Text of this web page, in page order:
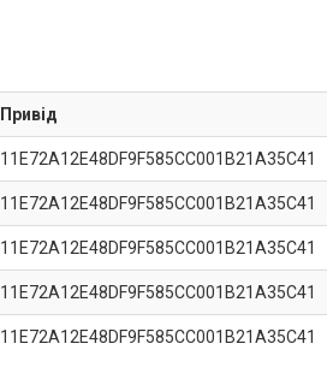
Привід
11E72A12E48DF9F585CC001B21A35C41
11E72A12E48DF9F585CC001B21A35C41
11E72A12E48DF9F585CC001B21A35C41
11E72A12E48DF9F585CC001B21A35C41
11E72A12E48DF9F585CC001B21A35C41